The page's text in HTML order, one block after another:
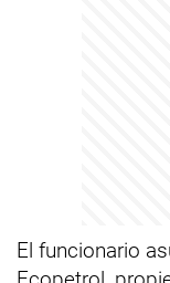
El funcionario